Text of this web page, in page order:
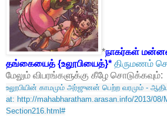
*நாகர்கள்
தங்கையைத் {உலூபியைத்}* திருமணம்
மேலும் விபரங்களுக்கு கீழே சொடுக்கவும்:
உலூபியின் காமமும் அர்ஜுனன் பெற்ற வரமும் -
at: http://mahabharatham.arasan.info/2013/08/
Section216.html#